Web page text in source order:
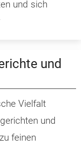
und sich
und
Vielfalt
und
feinen